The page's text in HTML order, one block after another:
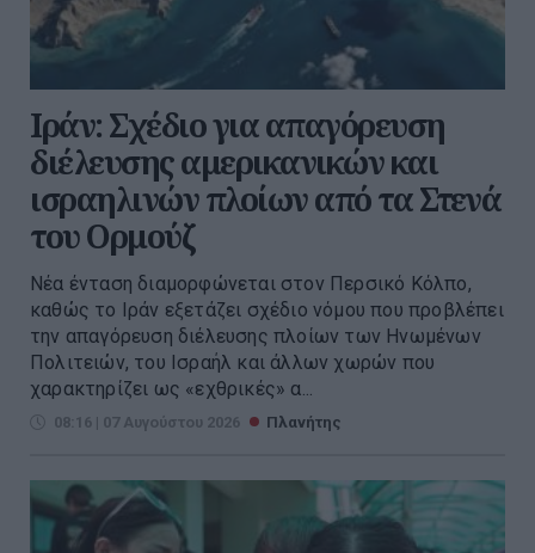
Ιράν: Σχέδιο για απαγόρευση
διέλευσης αμερικανικών και
ισραηλινών πλοίων από τα Στενά
του Ορμούζ
Νέα ένταση διαμορφώνεται στον Περσικό Κόλπο,
καθώς το Ιράν εξετάζει σχέδιο νόμου που προβλέπει
την απαγόρευση διέλευσης πλοίων των Ηνωμένων
Πολιτειών, του Ισραήλ και άλλων χωρών που
χαρακτηρίζει ως «εχθρικές» α...
08:16 | 07 Αυγούστου 2026 Πλανήτης